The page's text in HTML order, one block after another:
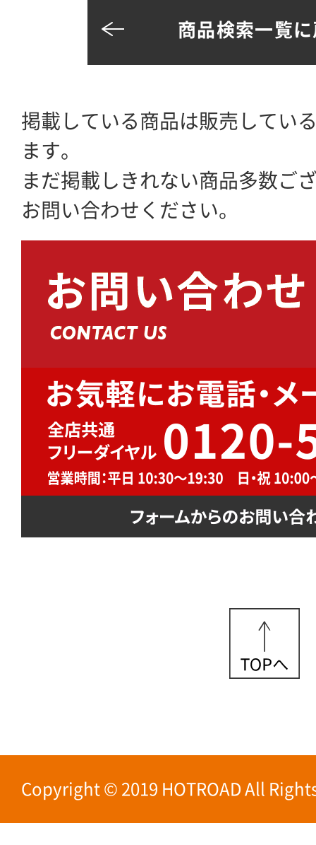
商品検索一覧
掲載している商品は販売してい
ます。
まだ掲載しきれない商品多数ご
お問い合わせください。
Copyright © 2019 HOTROAD All